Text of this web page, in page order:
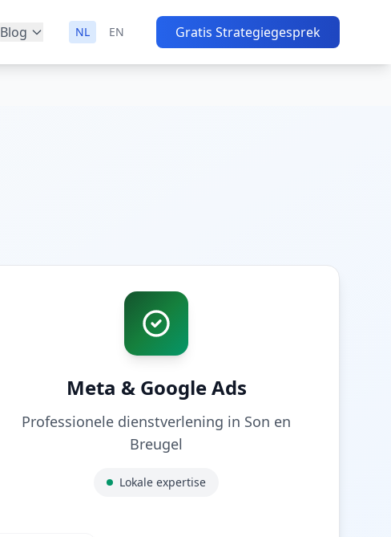
Blog NL EN Gratis Strategiegesprek
Meta & Google Ads
Professionele dienstverlening in Son en
Breugel
Lokale expertise